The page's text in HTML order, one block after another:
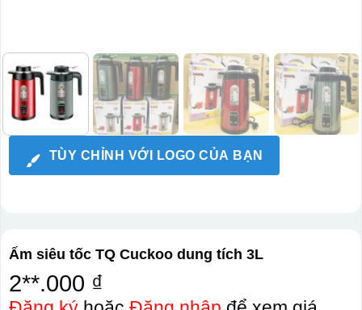
TÙY CHỈNH VỚI LOGO CỦA BẠN
Ấm siêu tốc TQ Cuckoo dung tích 3L
2**.000 ₫